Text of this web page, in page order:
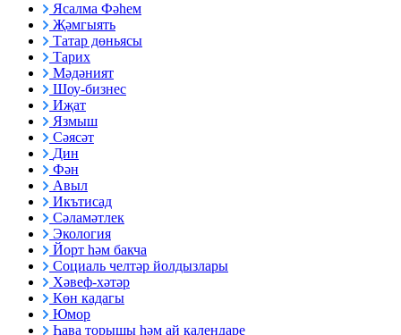
Ясалма Фәһем
Җәмгыять
Татар дөньясы
Тарих
Мәдәният
Шоу-бизнес
Иҗат
Язмыш
Сәясәт
Дин
Фән
Авыл
Икътисад
Сәламәтлек
Экология
Йорт һәм бакча
Социаль челтәр йолдызлары
Хәвеф-хәтәр
Көн кадагы
Юмор
Һава торышы һәм ай календаре